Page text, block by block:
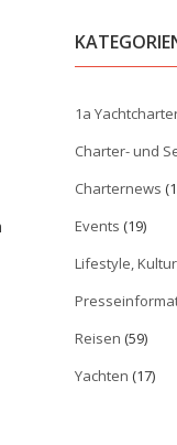
1a
Charter- und
Charternews
Events (19)
Lifestyle,
Reisen (59)
Yachten (17)